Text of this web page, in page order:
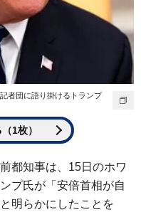
者団に語り掛けるトランプ
1枚）
都知事は、15日のホワ
プ氏が「安倍首相が自
明らかにしたことを